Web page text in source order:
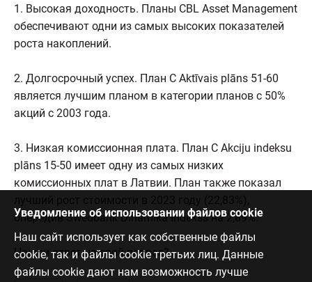
1. Высокая доходность. Планы CBL Asset Management
обеспечивают одни из самых высоких показателей
роста накоплений.
2. Долгосрочный успех. План C Aktīvais plāns 51-60
является лучшим планом в категории планов с 50%
акций с 2003 года.
3. Низкая комиссионная плата. План C Akciju indeksu
plāns 15-50 имеет одну из самых низких
комиссионных плат в Латвии. План также показал
опередив Swedbank Dinamika Indekss на 2,89%.
Нашли ответ на свой вопрос?
Уведомление об использовании файлов cookie
Наш сайт использует как собственные файлы
cookie, так и файлы cookie третьих лиц. Данные
файлы cookie дают нам возможность лучше